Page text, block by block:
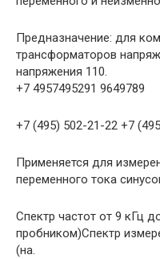
Предназначение: для
трансформаторов
напряжения 110.
+7 4957495291 9649789
+7 (495) 502-21-22 +7
Применяется для
переменного тока
Спектр частот от 9 кГц
пробником)Спектр
(на.